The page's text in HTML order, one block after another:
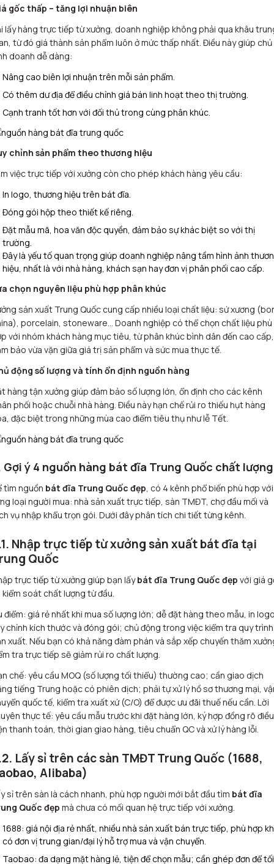
gốc thấp – tăng lợi nhuận biên
lấy hàng trực tiếp từ xưởng, doanh nghiệp không phải qua khâu
từ đó giá thành sản phẩm luôn ở mức thấp nhất. Điều này giúp chủ
doanh dễ dàng:
Nâng cao biên lợi nhuận trên mỗi sản phẩm.
Có thêm dư địa để điều chỉnh giá bán linh hoạt theo thị trường.
Cạnh tranh tốt hơn với đối thủ trong cùng phân khúc.
chỉnh sản phẩm theo thương hiệu
việc trực tiếp với xưởng còn cho phép khách hàng yêu cầu:
In logo, thương hiệu trên bát đĩa.
Đóng gói hộp theo thiết kế riêng.
Đặt mẫu mã, hoa văn độc quyền, đảm bảo sự khác biệt so với thị
trường.
Đây là yếu tố quan trọng giúp doanh nghiệp nâng tầm hình ảnh
hiệu, nhất là với nhà hàng, khách sạn hay đơn vị phân phối cao cấp.
chọn nguyên liệu phù hợp phân khúc
sản xuất Trung Quốc cung cấp nhiều loại chất liệu: sứ xương
porcelain, stoneware… Doanh nghiệp có thể chọn chất liệu phù
với nhóm khách hàng mục tiêu, từ phân khúc bình dân đến cao cấp,
bảo vừa vặn giữa giá trị sản phẩm và sức mua thực tế.
động số lượng và tính ổn định nguồn hàng
hàng tận xưởng giúp đảm bảo số lượng lớn, ổn định cho các kênh
phối hoặc chuỗi nhà hàng. Điều này hạn chế rủi ro thiếu hụt hàng
đặc biệt trong những mùa cao điểm tiêu thụ như lễ Tết.
Gợi ý 4 nguồn hàng bát đĩa Trung Quốc chất lượng
tìm nguồn bát đĩa Trung Quốc đẹp, có 4 kênh phổ biến phù hợp với
loại người mua: nhà sản xuất trực tiếp, sàn TMĐT, chợ đầu mối và
vụ nhập khẩu trọn gói. Dưới đây phân tích chi tiết từng kênh.
Nhập trực tiếp từ xưởng sản xuất bát đĩa tại
Quốc
trực tiếp từ xưởng giúp bạn lấybát đĩa Trung Quốc đẹp với giá
kiểm soát chất lượng từ đầu.
điểm: giá rẻ nhất khi mua số lượng lớn; dễ đặt hàng theo mẫu, in
chỉnh kích thước và đóng gói; chủ động trong việc kiểm tra quy trình
xuất. Nếu bạn có khả năng đàm phán và sắp xếp chuyến thăm
tra trực tiếp sẽ giảm rủi ro chất lượng.
chế: yêu cầu MOQ (số lượng tối thiểu) thường cao; cần giao dịch
tiếng Trung hoặc có phiên dịch; phải tự xử lý hồ sơ thương mại,
quốc tế, kiểm tra xuất xứ (C/O) để được ưu đãi thuế nếu cần. Lời
thực tế: yêu cầu mẫu trước khi đặt hàng lớn, ký hợp đồng rõ điều
thanh toán, thời gian giao hàng, tiêu chuẩn QC và xử lý hàng lỗi.
Lấy sỉ trên các sàn TMĐT Trung Quốc (1688,
Alibaba)
sỉ trên sàn là cách nhanh, phù hợp người mới bắt đầu tìm bát đĩa
Quốc đẹp mà chưa có mối quan hệ trực tiếp với xưởng.
1688: giá nội địa rẻ nhất, nhiều nhà sản xuất bán trực tiếp, phù hợp
có đơn vị trung gian/đại lý hỗ trợ mua và vận chuyển.
Taobao: đa dạng mặt hàng lẻ, tiện để chọn mẫu; cần ghép đơn để tối